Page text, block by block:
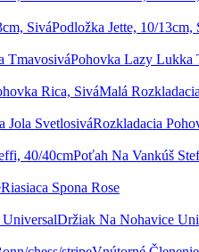
Podložka Jette, 10/13cm,
Pohovka Lazy Lukka
Malá
Rozkladacia
Poťah Na Vankúš
Riasiaca Spona Rose
Držiak Na Nohavice